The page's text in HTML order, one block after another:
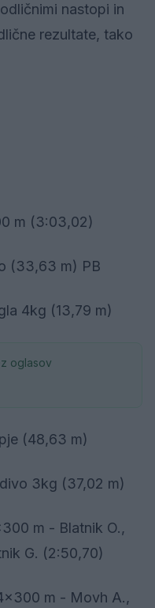
nastopi in
rezultate, tako
m (3:03,02)
(33,63 m) PB
4kg (13,79 m)
oglasov
(48,63 m)
3kg (37,02 m)
m - Blatnik O.,
G. (2:50,70)
m - Movh A.,